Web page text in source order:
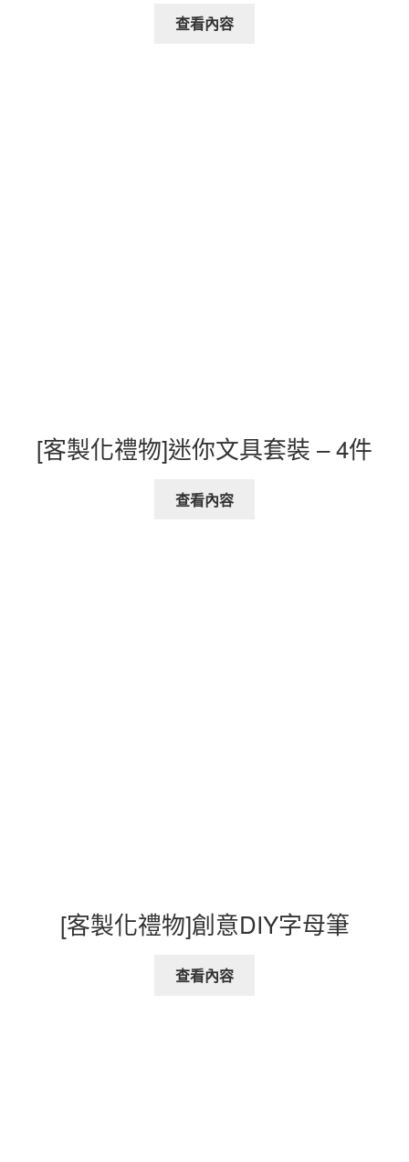
查看內容
[客製化禮物]迷你文具套裝 – 4件
查看內容
[客製化禮物]創意DIY字母筆
查看內容